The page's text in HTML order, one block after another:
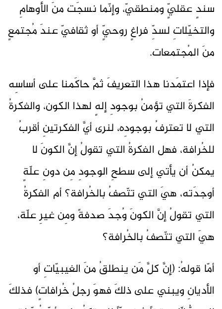
سندٍ عقليٍّ ومنطقيّ، وإنّما نسجَت منَ الأوهامِ
والتخيّلاتِ لسدِّ فراغٍ روحيٍّ أو ثقافيّ عندَ مُجتمعٍ
منَ المُجتمعات.
فإذا اعتمَدنا هذا التعريفَ ثمَّ حاكَمنا على أساسِه
الفكرةَ التي تؤمنُ بوجودِ إلهٍ لهذا الكون، والفكرةُ
التي لا تعترفُ بوجودِه، لنرى أيَّ الفكرتينِ أقربُ
للخُرافة، فهل الفكرةُ التي تقولُ إنَّ الكونَ لا
يمكنُ أن يأتي إلى سطحِ الوجودِ مِن دونِ علّةٍ
أوجدَته، هيَ التي تتّصفُ بالخُرافة؟ أم الفكرةُ
التي تقولُ إنَّ الكونَ وُجدَ صدفةً ومِن غيرِ علّة،
هيَ التي تتّصفُ بالخُرافة؟
أمّا قولهُ: (إنَّ كلَّ مَن ينطلقُ منَ الغيبيّاتِ أو
الأديانِ ويبني على ذلكَ فهوَ رجلُ خُرافاتٍ) فذلكَ